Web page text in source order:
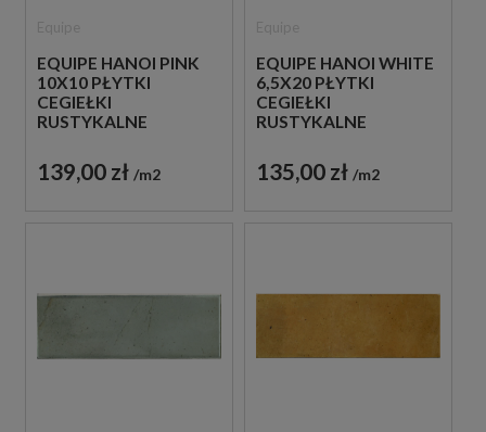
EQUIPE HANOI PINK
10X10 PŁYTKI
CEGIEŁKI
RUSTYKALNE
139,00 zł m2
EQUIPE HANOI WHITE
6,5X20 PŁYTKI
CEGIEŁKI
RUSTYKALNE
135,00 zł m2